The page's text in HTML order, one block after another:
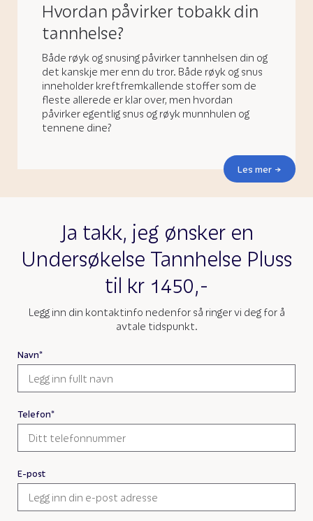
Hvordan påvirker tobakk din
tannhelse?
Både røyk og snusing påvirker tannhelsen din og
det kanskje mer enn du tror. Både røyk og snus
inneholder kreftfremkallende stoffer som de
fleste allerede er klar over, men hvordan
påvirker egentlig snus og røyk munnhulen og
tennene dine?
Les mer
Ja takk, jeg ønsker en
Undersøkelse Tannhelse Pluss
til kr 1450,-
Legg inn din kontaktinfo nedenfor så ringer vi deg for å
avtale tidspunkt.
Navn*
Telefon*
E-post